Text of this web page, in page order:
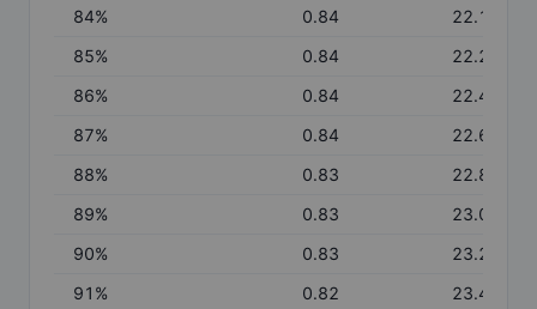
84% 0.84
22.10
85% 0.84
22.29
86% 0.84
22.49
87% 0.84
22.68
88% 0.83
22.87
89% 0.83
23.05
90% 0.83
23.24
91 % 0.82
23.41